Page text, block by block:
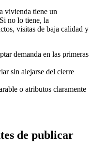
vivienda tiene un
no lo tiene, la
visitas de baja calidad y
demanda en las primeras
sin alejarse del cierre
o atributos claramente
de publicar